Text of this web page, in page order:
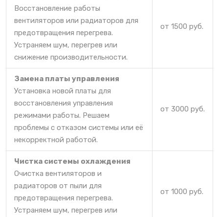
Восстановление работы
вентиляторов или радиаторов для
предотвращения перегрева.
Устраняем шум, перегрев или
снижение производительности.
от 1500 руб.
Замена платы управления
Установка новой платы для
восстановления управления
режимами работы. Решаем
проблемы с отказом системы или её
некорректной работой.
от 3000 руб.
Чистка системы охлаждения
Очистка вентиляторов и
радиаторов от пыли для
предотвращения перегрева.
Устраняем шум, перегрев или
от 1000 руб.